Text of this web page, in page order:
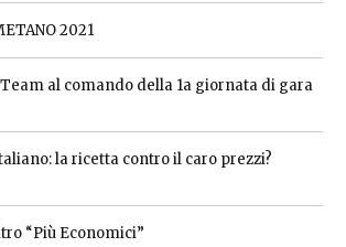
2021
al comando della 1a giornata di gara
la ricetta contro il caro prezzi?
“Più Economici”